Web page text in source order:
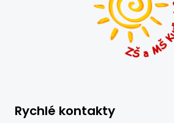
Rychlé kontakty